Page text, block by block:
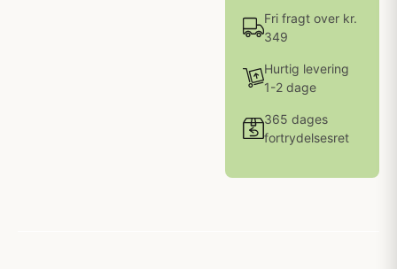
Fri fragt over kr.
349
Hurtig levering
1-2 dage
365 dages
fortrydelsesret